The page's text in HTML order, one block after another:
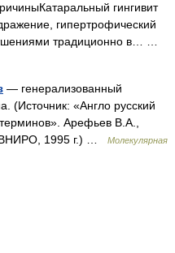
гингивит
гипертрофический
традиционно в… …
— генерализованный
(Источник: «Англо русский
Арефьев В.А.,
ВНИРО, 1995 г.) …
Молекулярная